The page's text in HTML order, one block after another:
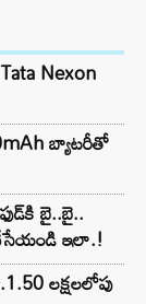
Nexon
బ్యాటరీతో
బై..బై..
ఇలా.!
లక్షలలోపు